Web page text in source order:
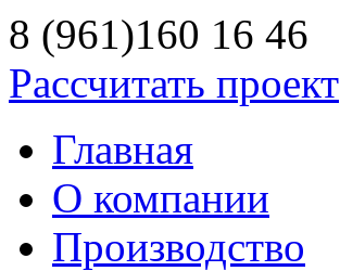
8 (961)160 16 46
Рассчитать проект
Главная
О компании
Производство